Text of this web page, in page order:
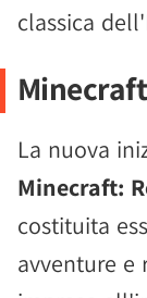
classica
La nuova
Minecraft:
costituita
avventure e